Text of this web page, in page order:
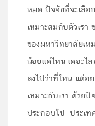
หมด ปัจจัยที่จะเลือ
เหมาะสมกับตัวเรา
ของมหาวิทยาลัยเห
น้อยแค่ไหน เดอะไ
ลงไปว่าที่ไหน แต่อ
เหมาะกับเรา ด้วย
ประกอบไป ประเท